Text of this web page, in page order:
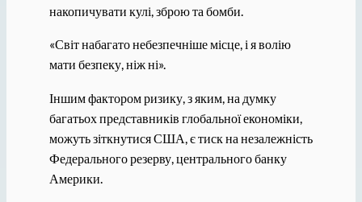
накопичувати кулі, зброю та бомби.
«Світ набагато небезпечніше місце, і я волію
мати безпеку, ніж ні».
Іншим фактором ризику, з яким, на думку
багатьох представників глобальної економіки,
можуть зіткнутися США, є тиск на незалежність
Федерального резерву, центрального банку
Америки.